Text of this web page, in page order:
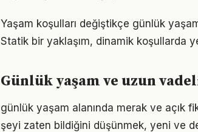
Yaşam koşulları değiştikçe günlük
Statik bir yaklaşım, dinamik koşullarda
Günlük yaşam ve uzun
günlük yaşam alanında merak ve açık
şeyi zaten bildiğini düşünmek, yeni ve